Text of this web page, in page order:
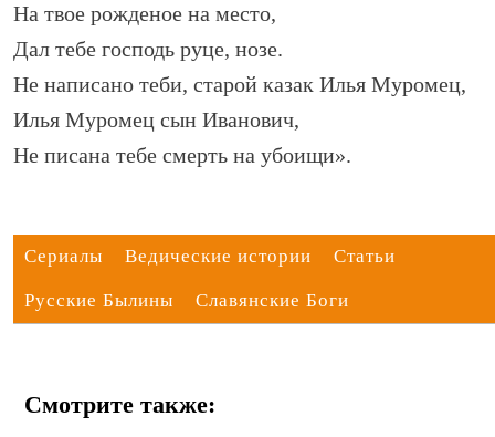
На твое рожденое на место,
Дал тебе господь руце, нозе.
Не написано теби, старой казак Илья Муромец,
Илья Муромец сын Иванович,
Не писана тебе смерть на убоищи».
Сериалы Ведические истории Статьи
Русские Былины Славянские Боги
Смотрите также: